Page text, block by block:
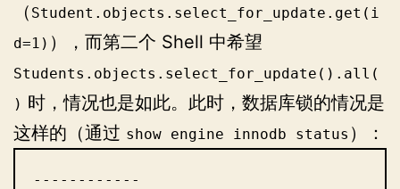
（ Student.objects.select_for_update.get(i
d=1) ），而第二个 Shell 中希望
Students.objects .select_for_update().all(
) 时，情况也是如此。此时，数据库锁的情况是
这样的（通过 show engine innodb status ）：
------------